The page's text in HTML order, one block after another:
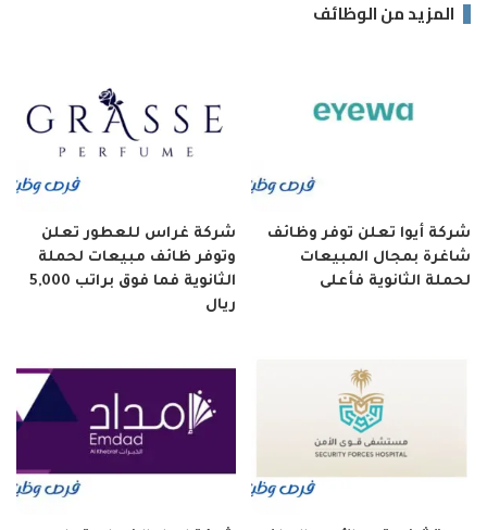
المزيد من الوظائف
شركة أيوا تعلن توفر وظائف
شاغرة بمجال المبيعات
لحملة الثانوية فأعلى
شركة غراس للعطور تعلن
وتوفر ظائف مبيعات لحملة
الثانوية فما فوق براتب 5,000
ريال